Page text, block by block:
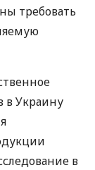
требовать
в Украину
в